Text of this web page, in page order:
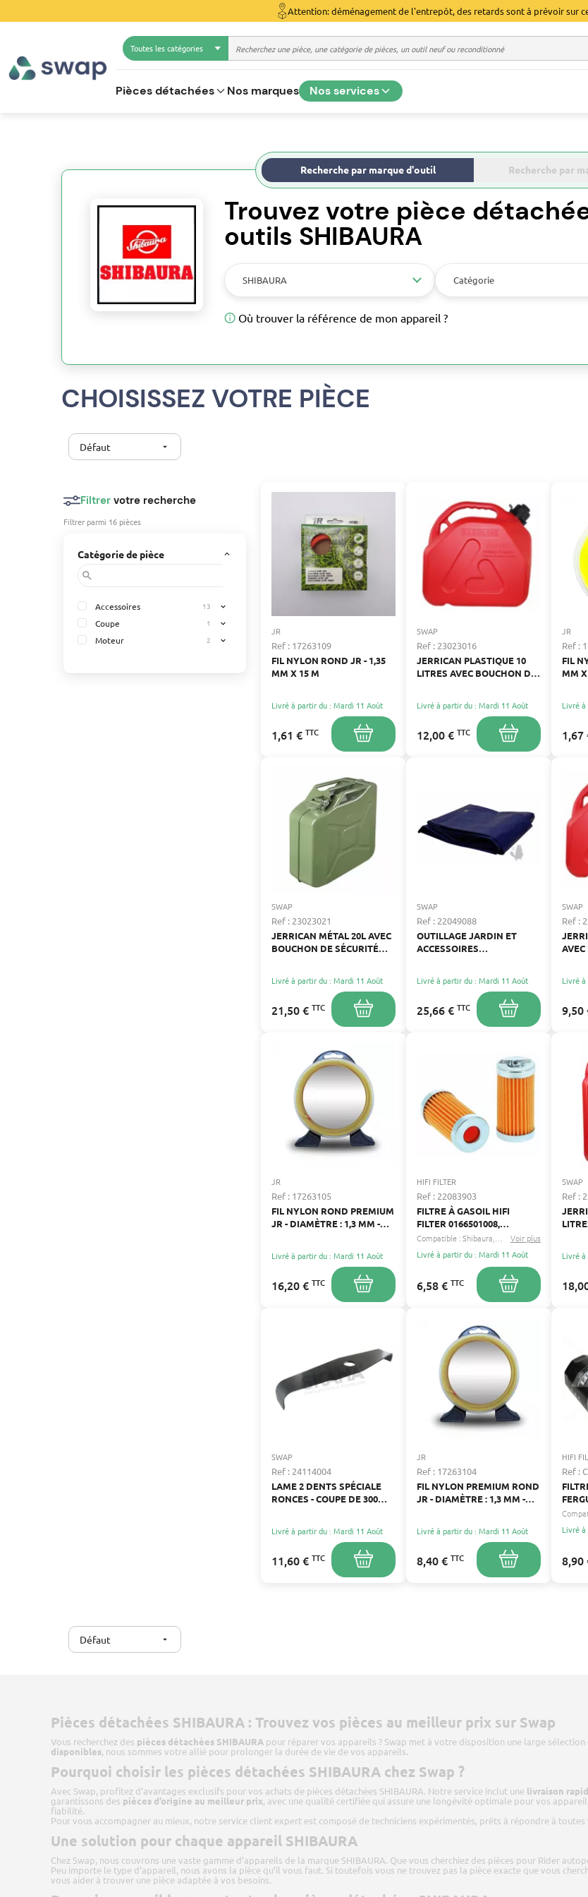
Attention: déménagement de l'entrepôt, des retards sont à prévoir sur
Toutes les catégories
Pièces détachées Nos marques Nos services
Recherche par marque d'outil Recherche par
Trouvez votre pièce
outils SHIBAURA
SHIBAURA Catégorie
Où trouver la référence de mon appareil ?
CHOISISSEZ VOTRE PIÈCE
Défaut arrow_drop_down
Filtrer votre recherche
Filtrer parmi 16 pièces
Catégorie de pièce keyboard_arrow_up
search
Accessoires 13 expand_more
Coupe 1 expand_more
Moteur 2 expand_more
JR
Ref : 17263109
FIL NYLON ROND JR - 1,35
MM X 15 M
Livré à partir du : Mardi 11 Août
1,61 € TTC
SWAP
Ref : 23023016
JERRICAN PLASTIQUE 10
LITRES AVEC BOUCHON DE
Livré à partir du : Mardi 11 Août
12,00 € TTC
JR
Ref :
FIL
MM
Livré
1,67
SWAP
Ref : 23023021
JERRICAN MÉTAL 20L AVEC
BOUCHON DE SÉCURITÉ
Livré à partir du : Mardi 11 Août
21,50 € TTC
SWAP
Ref : 22049088
OUTILLAGE JARDIN ET
ACCESSOIRES
Livré à partir du : Mardi 11 Août
25,66 € TTC
SWAP
Ref :
AVEC
Livré
9,50
JR
Ref : 17263105
FIL NYLON ROND PREMIUM
JR - DIAMÈTRE : 1,3 MM -
Livré à partir du : Mardi 11 Août
16,20 € TTC
HIFI FILTER
Ref : 22083903
FILTRE À GASOIL HIFI
FILTER 0166501008,
1000197228, 1273082 C 1
Compatible :Shibaura Honda...
Voir plus
Livré à partir du : Mardi 11 Août
6,58 € TTC
SWAP
Ref :
Livré
SWAP
Ref : 24114004
LAME 2 DENTS SPÉCIALE
RONCES - COUPE DE 300
Livré à partir du : Mardi 11 Août
11,60 € TTC
JR
Ref : 17263104
FIL NYLON PREMIUM ROND
JR - DIAMÈTRE : 1,3 MM -
Livré à partir du : Mardi 11 Août
8,40 € TTC
HIFI
Ref :
Livré
8,90
Défaut arrow_drop_down
Pièces détachées SHIBAURA : Trouvez vos pièces au meilleur prix sur Swap
Vous recherchez des pièces détachées SHIBAURA pour réparer vos appareils ? Swap met à votre disposition une large
disponibles, nous sommes votre allié pour prolonger la durée de vie de vos appareils.
Pourquoi choisir les pièces détachées SHIBAURA chez Swap ?
Avec Swap, profitez d’avantages exclusifs pour vos achats de pièces détachées SHIBAURA. Notre service inclut une livraison
garantissons des pièces d’origine au meilleur prix, avec une qualité certifiée qui assure une longévité optimale pour vos
fiabilité.
Pour vous accompagner au mieux, notre service client expert est composé de techniciens expérimentés, prêts à répondre à
Une solution pour chaque appareil SHIBAURA
Chez Swap, nous couvrons une vaste gamme d’appareils de la marque SHIBAURA. Que vous cherchiez des pièces pour Rider
Peu importe le type d’appareil, nous avons la pièce qu’il vous faut. Si toutefois vous ne trouvez pas la pièce exacte que vous
vous aider à trouver une pièce adaptée à vos besoins.